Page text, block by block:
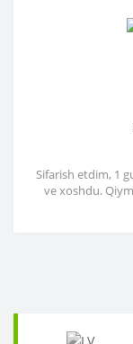
Sifarish etdim, 1
ve xoshdu.